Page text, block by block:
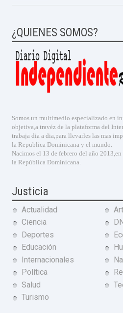
¿QUIENES SOMOS?
Somos un multimedio especializado en
objetiva,a travéz de la plataforma del
trabaja dia a dia,para llevarles las mas
la Republica Dominicana y el mundo.
Nacimos el 13 de febrero del año
la República Dominicana.
Justicia
Actualidad
Ciencia
Deportes
Educación
Internacionales
Política
Salud
Turismo